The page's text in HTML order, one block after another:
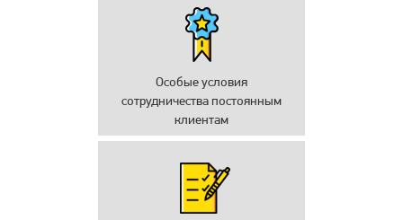
Особые условия
сотрудничества постоянным
клиентам